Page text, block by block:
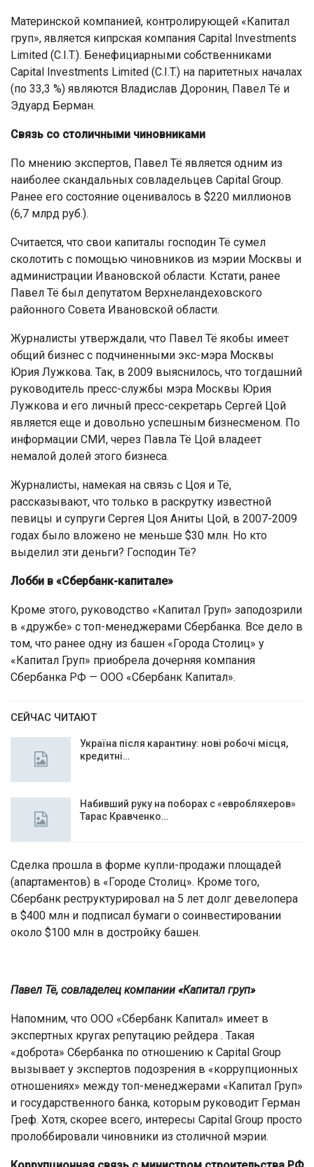
Материнской компанией, контролирующей «Капитал
груп», является кипрская компания Capital Investments
Limited (C.I.T.). Бенефициарными собственниками
Capital Investments Limited (C.I.T.) на паритетных началах
(по 33,3 %) являются Владислав Доронин, Павел Тё и
Эдуард Берман.
Связь со столичными чиновниками
По мнению экспертов, Павел Тё является одним из
наиболее скандальных совладельцев Capital Group.
Ранее его состояние оценивалось в $220 миллионов
(6,7 млрд руб.).
Считается, что свои капиталы господин Тё сумел
сколотить с помощью чиновников из мэрии Москвы и
администрации Ивановской области. Кстати, ранее
Павел Тё был депутатом Верхнеландеховского
районного Совета Ивановской области.
Журналисты утверждали, что Павел Тё якобы имеет
общий бизнес с подчиненными экс-мэра Москвы
Юрия Лужкова. Так, в 2009 выяснилось, что тогдашний
руководитель пресс-службы мэра Москвы Юрия
Лужкова и его личный пресс-секретарь Сергей Цой
является еще и довольно успешным бизнесменом. По
информации СМИ, через Павла Тё Цой владеет
немалой долей этого бизнеса.
Журналисты, намекая на связь с Цоя и Тё,
рассказывают, что только в раскрутку известной
певицы и супруги Сергея Цоя Аниты Цой, в 2007-2009
годах было вложено не меньше $30 млн. Но кто
выделил эти деньги? Господин Тё?
Лобби в «Сбербанк-капитале»
Кроме этого, руководство «Капитал Груп» заподозрили
в «дружбе» с топ-менеджерами Сбербанка. Все дело в
том, что ранее одну из башен «Города Столиц» у
«Капитал Груп» приобрела дочерняя компания
Сбербанка РФ — ООО «Сбербанк Капитал».
СЕЙЧАС ЧИТАЮТ
Україна після карантину: нові робочі місця,
кредитні…
Набивший руку на поборах с «евробляхеров»
Тарас Кравченко…
Сделка прошла в форме купли-продажи площадей
(апартаментов) в «Городе Столиц». Кроме того,
Сбербанк реструктурировал на 5 лет долг девелопера
в $400 млн и подписал бумаги о соинвестировании
около $100 млн в достройку башен.
Павел Тё, совладелец компании «Капитал груп»
Напомним, что ООО «Сбербанк Капитал» имеет в
экспертных кругах репутацию рейдера . Такая
«доброта» Сбербанка по отношению к Capital Group
вызывает у экспертов подозрения в «коррупционных
отношениях» между топ-менеджерами «Капитал Груп»
и государственного банка, которым руководит Герман
Греф. Хотя, скорее всего, интересы Capital Group просто
пролоббировали чиновники из столичной мэрии.